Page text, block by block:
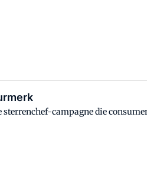
sterrenchef-campagne die